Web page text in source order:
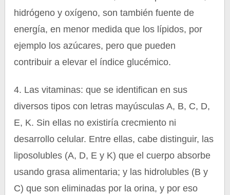
hidrógeno y oxígeno, son también fuente de
energía, en menor medida que los lípidos, por
ejemplo los azúcares, pero que pueden
contribuir a elevar el índice glucémico.
4. Las vitaminas: que se identifican en sus
diversos tipos con letras mayúsculas A, B, C, D,
E, K. Sin ellas no existiría crecmiento ni
desarrollo celular. Entre ellas, cabe distinguir, las
liposolubles (A, D, E y K) que el cuerpo absorbe
usando grasa alimentaria; y las hidrolubles (B y
C) que son eliminadas por la orina, y por eso